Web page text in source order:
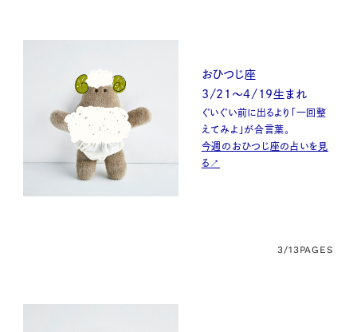
おひつじ座
3/21～4/19生まれ
ぐいぐい前に出るより「一回整
えてみよ」が合言葉。
今週のおひつじ座の占いを見
る↗
3/13PAGES